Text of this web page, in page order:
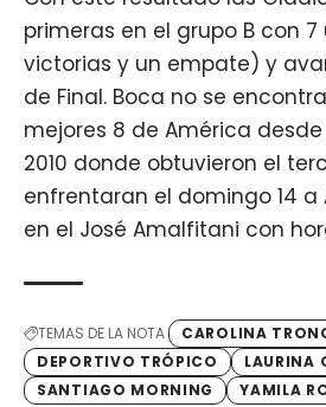
primeras en el grupo B con
victorias y un empate) y
de Final. Boca no se
mejores 8 de América
2010 donde obtuvieron el
enfrentaran el domingo 14 a
en el José Amalfitani con
TEMAS DE LA NOTA
CAROLINA
DEPORTIVO TRÓPICO
LAURINA
SANTIAGO MORNING
YAMILA